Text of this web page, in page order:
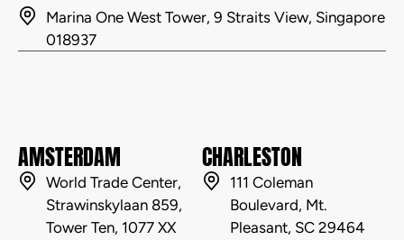
Marina One West Tower, 9 Straits View, Singapore
018937
AMSTERDAM
World Trade Center,
Strawinskylaan 859,
Tower Ten, 1077 XX
CHARLESTON
111 Coleman
Boulevard, Mt.
Pleasant, SC 29464